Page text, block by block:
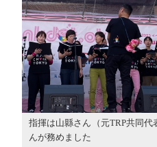
指揮は山縣さん（元TRP共同代
んが務めました